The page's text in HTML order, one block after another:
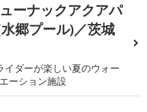
ーナックアクアパ
郷プール)／茨城
イダーが楽しい夏のウォー
ーション施設